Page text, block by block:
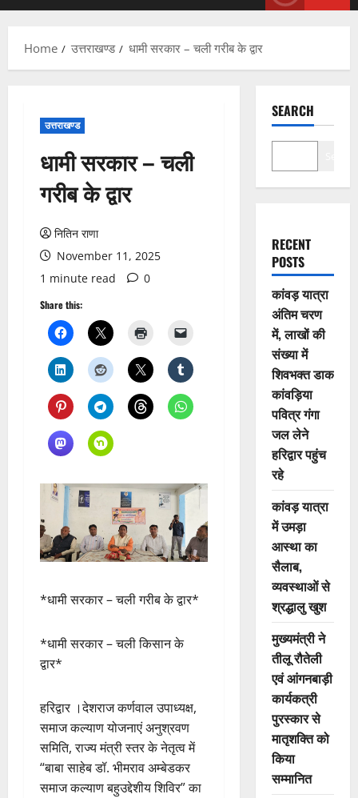
Home उत्तराखण्ड धामी सरकार – चली गरीब के द्वार
उत्तराखण्ड
धामी सरकार – चली
गरीब के द्वार
नितिन राणा
November 11, 2025
1 minute read
0
Share this:
*धामी सरकार – चली गरीब के द्वार*
*धामी सरकार – चली किसान के
द्वार*
हरिद्वार ।देशराज कर्णवाल उपाध्यक्ष,
समाज कल्याण योजनाएं अनुश्रवण
समिति, राज्य मंत्री स्तर के नेतृत्व में
“बाबा साहेब डॉ. भीमराव अम्बेडकर
समाज कल्याण बहुउद्देशीय शिविर” का
SEARCH
RECENT
POSTS
कांवड़ यात्रा
अंतिम चरण
में, लाखों की
संख्या में
शिवभक्त डाक
कांवड़िया
पवित्र गंगा
जल लेने
हरिद्वार पहुंच
रहे
कांवड़ यात्रा
में उमड़ा
आस्था का
सैलाब,
व्यवस्थाओं से
श्रद्धालु खुश
मुख्यमंत्री ने
तीलू रौतेली
एवं आंगनबाड़ी
कार्यकत्री
पुरस्कार से
मातृशक्ति को
किया
सम्मानित